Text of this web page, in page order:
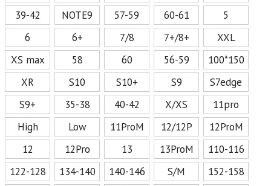
39-42
NOTE9 57-59 60-61
5
6
6+ 7/8 7+/8+
XXL
XS max
58 60 56-59
100*150
XR
S10 S10+ S9
S7edge
S9+
35-38 40-42 X/XS
11pro
High
Low 11ProM 12/12P
12ProM
12
12Pro 13 13ProM
110-116
122-128
134-140 140-146 S/M
152-158